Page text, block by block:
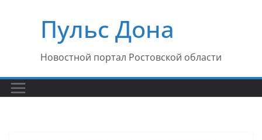
содержимомуПульс Дона
Новостной портал Ростовской области